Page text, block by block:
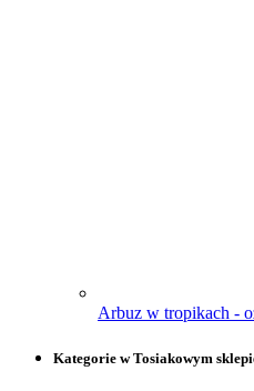
Arbuz w tropikach -
Kategorie w Tosiakowym